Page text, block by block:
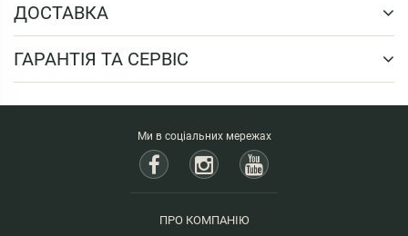
ДОСТАВКА
ГАРАНТІЯ ТА СЕРВІС
Ми в соціальних мережах
ПРО КОМПАНІЮ